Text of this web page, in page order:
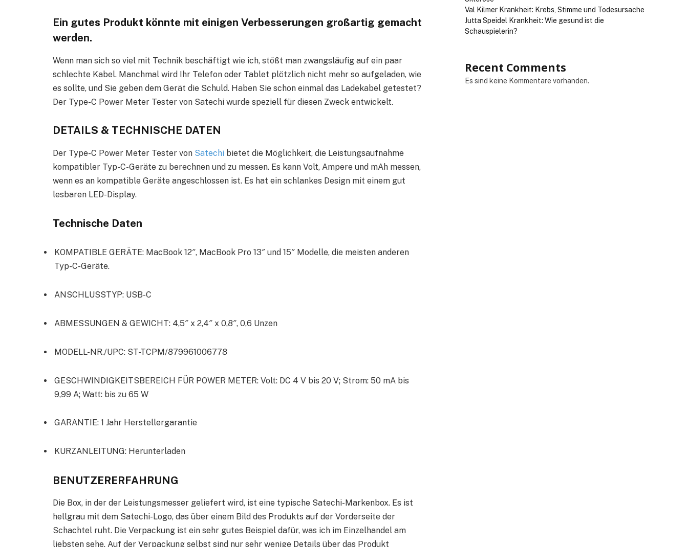
Ein gutes Produkt könnte mit einigen Verbesserungen großartig gemacht
werden.
Wenn man sich so viel mit Technik beschäftigt wie ich, stößt man zwangsläufig auf ein paar
schlechte Kabel. Manchmal wird Ihr Telefon oder Tablet plötzlich nicht mehr so ​​aufgeladen, wie
es sollte, und Sie geben dem Gerät die Schuld. Haben Sie schon einmal das Ladekabel getestet?
Der Type-C Power Meter Tester von Satechi wurde speziell für diesen Zweck entwickelt.
DETAILS & TECHNISCHE DATEN
Der Type-C Power Meter Tester von Satechi bietet die Möglichkeit, die Leistungsaufnahme
kompatibler Typ-C-Geräte zu berechnen und zu messen. Es kann Volt, Ampere und mAh messen,
wenn es an kompatible Geräte angeschlossen ist. Es hat ein schlankes Design mit einem gut
lesbaren LED-Display.
Technische Daten
KOMPATIBLE GERÄTE: MacBook 12″, MacBook Pro 13″ und 15″ Modelle, die meisten anderen
Typ-C-Geräte.
ANSCHLUSSTYP: USB-C
ABMESSUNGEN & GEWICHT: 4,5″ x 2,4″ x 0,8″, 0,6 Unzen
MODELL-NR./UPC: ST-TCPM/879961006778
GESCHWINDIGKEITSBEREICH FÜR POWER METER: Volt: DC 4 V bis 20 V; Strom: 50 mA bis
9,99 A; Watt: bis zu 65 W
GARANTIE: 1 Jahr Herstellergarantie
KURZANLEITUNG: Herunterladen
BENUTZERERFAHRUNG
Die Box, in der der Leistungsmesser geliefert wird, ist eine typische Satechi-Markenbox. Es ist
hellgrau mit dem Satechi-Logo, das über einem Bild des Produkts auf der Vorderseite der
Schachtel ruht. Die Verpackung ist ein sehr gutes Beispiel dafür, was ich im Einzelhandel am
liebsten sehe. Auf der Verpackung selbst sind nur sehr wenige Details über das Produkt
Val Kilmer Krankheit: Krebs, Stimme und Todesursache
Jutta Speidel Krankheit: Wie gesund ist die
Schauspielerin?
Recent Comments
Es sind keine Kommentare vorhanden.